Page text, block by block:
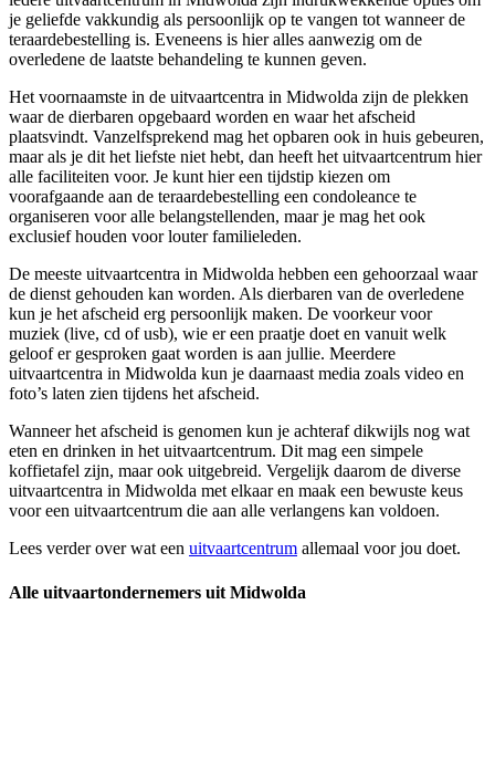
je geliefde vakkundig als persoonlijk op te vangen tot wanneer de
teraardebestelling is. Eveneens is hier alles aanwezig om de
overledene de laatste behandeling te kunnen geven.
Het voornaamste in de uitvaartcentra in Midwolda zijn de plekken
waar de dierbaren opgebaard worden en waar het afscheid
plaatsvindt. Vanzelfsprekend mag het opbaren ook in huis gebeuren,
maar als je dit het liefste niet hebt, dan heeft het uitvaartcentrum hier
alle faciliteiten voor. Je kunt hier een tijdstip kiezen om
voorafgaande aan de teraardebestelling een condoleance te
organiseren voor alle belangstellenden, maar je mag het ook
exclusief houden voor louter familieleden.
De meeste uitvaartcentra in Midwolda hebben een gehoorzaal waar
de dienst gehouden kan worden. Als dierbaren van de overledene
kun je het afscheid erg persoonlijk maken. De voorkeur voor
muziek (live, cd of usb), wie er een praatje doet en vanuit welk
geloof er gesproken gaat worden is aan jullie. Meerdere
uitvaartcentra in Midwolda kun je daarnaast media zoals video en
foto’s laten zien tijdens het afscheid.
Wanneer het afscheid is genomen kun je achteraf dikwijls nog wat
eten en drinken in het uitvaartcentrum. Dit mag een simpele
koffietafel zijn, maar ook uitgebreid. Vergelijk daarom de diverse
uitvaartcentra in Midwolda met elkaar en maak een bewuste keus
voor een uitvaartcentrum die aan alle verlangens kan voldoen.
Lees verder over wat een uitvaartcentrum allemaal voor jou doet.
Alle uitvaartondernemers uit Midwolda